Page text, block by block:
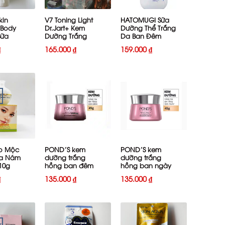
mát
V7 Toning Light
Dr.Jart+ Kem
Dưỡng Trắng
165.000₫
HATOMUGI Sữa
Dưỡng Thể Trắng
Da Ban Đêm
159.000₫
Mộc
Nám
POND’S kem
dưỡng trắng
hồng ban đêm
135.000₫
POND’S kem
dưỡng trắng
hồng ban ngày
135.000₫